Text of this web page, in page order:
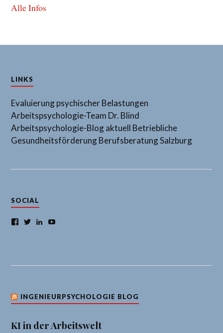
Alle Infos
LINKS
Evaluierung psychischer Belastungen
Arbeitspsychologie-Team Dr. Blind
Arbeitspsychologie-Blog aktuell Betriebliche
GesundheitsförderungBerufsberatung Salzburg
SOCIAL
Facebook
TwitterLinkedIn
YouTube
INGENIEURPSYCHOLOGIE BLOG
KI in der Arbeitswelt